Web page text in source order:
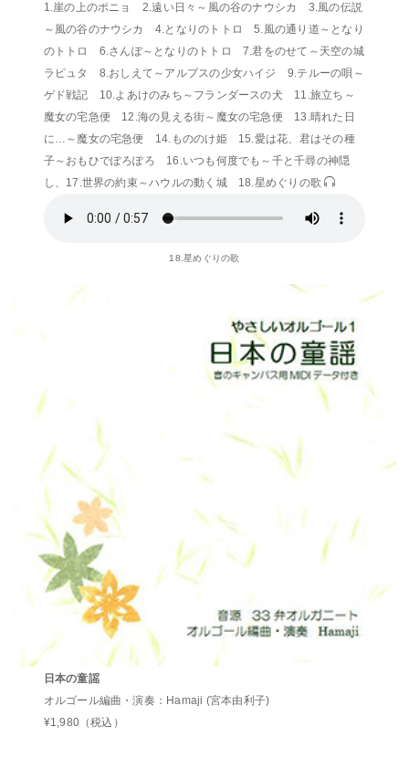
1.崖の上のポニョ 2.遠い日々～風の谷のナウシカ 3.風の伝説
～風の谷のナウシカ 4.となりのトトロ 5.風の通り道～となり
のトトロ 6.さんぽ～となりのトトロ 7.君をのせて～天空の城
ラピュタ 8.おしえて～アルプスの少女ハイジ 9.テルーの唄～
ゲド戦記 10.よあけのみち～フランダースの犬 11.旅立ち～
魔女の宅急便 12.海の見える街～魔女の宅急便 13.晴れた日
に…～魔女の宅急便 14.もののけ姫 15.愛は花、君はその種
子～おもひでぽろぽろ 16.いつも何度でも～千と千尋の神隠
し、17.世界の約束～ハウルの動く城 18.星めぐりの歌
18.星めぐりの歌
日本の童謡
オルゴール編曲・演奏：Hamaji (宮本由利子)
¥1,980（税込）